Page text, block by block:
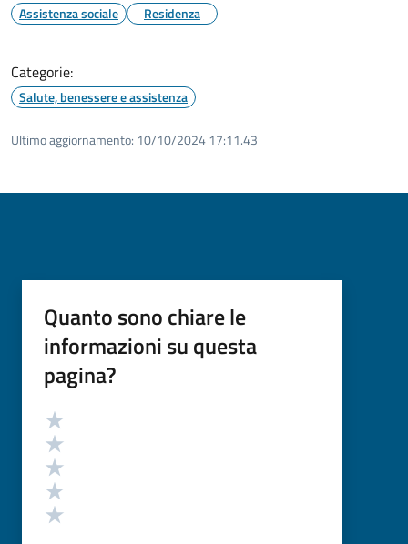
Assistenza sociale Residenza
Categorie:
Salute, benessere e assistenza
Ultimo aggiornamento: 10/10/2024 17:11.43
Quanto sono chiare le
informazioni su questa
pagina?
Valutazione